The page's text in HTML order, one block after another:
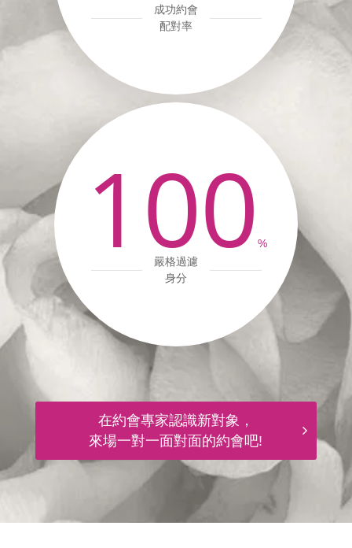
成功約會
配對率
100 %
嚴格過濾
身分
在約會專家認識新對象，
來場一對一面對面的約會吧!